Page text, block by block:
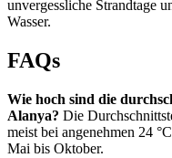
unvergessliche Strandtage
Wasser.
FAQs
Wie hoch sind die
Alanya? Die
meist bei angenehmen 24
Mai bis Oktober.